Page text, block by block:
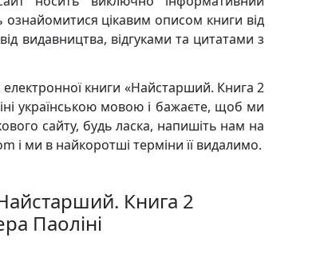
ознайомитися цікавим описом книги від
видавництва, відгуками та цитатами з
книги «Найстарший. Книга 2
українською мовою і бажаєте, щоб ми
сайту, будь ласка, напишіть нам на
і ми в найкоротші терміни її видалимо.
Книга 2
Паоліні